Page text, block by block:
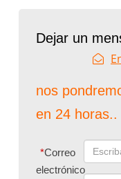
Dejar un
nos
en 24 horas..
*Correo
electrónico